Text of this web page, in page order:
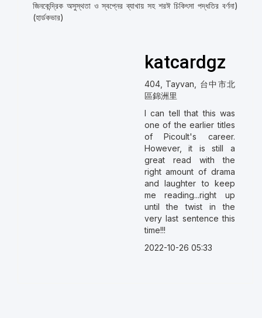
জিনকেন্দ্রিক অসুস্থতা ও স্বপ্নের ব্যাখায় সহ শরঈ চিকিৎসা পদ্ধতির বর্ণনা)
(হার্ডকভার)
katcardgz
404, Tayvan, 台中市北
區錦洲里
I can tell that this was
one of the earlier titles
of Picoult's career.
However, it is still a
great read with the
right amount of drama
and laughter to keep
me reading...right up
until the twist in the
very last sentence this
time!!!
2022-10-26 05:33